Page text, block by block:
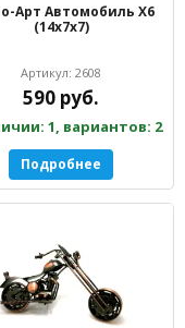
Арт Автомобиль Х6
(14х7х7)
Артикул: 2608
590 руб.
1, вариантов: 2
Подробнее